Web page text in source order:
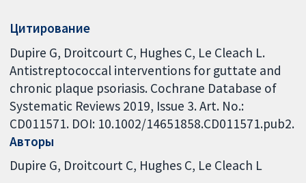
Цитирование
Dupire G, Droitcourt C, Hughes C, Le Cleach L.
Antistreptococcal interventions for guttate and
chronic plaque psoriasis. Cochrane Database of
Systematic Reviews 2019, Issue 3. Art. No.:
CD011571. DOI: 10.1002/14651858.CD011571.pub2.
Авторы
Dupire G Droitcourt C Hughes C Le Cleach L